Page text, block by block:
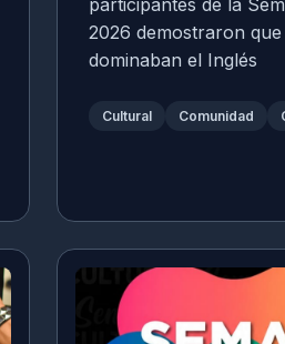
participantes de la
2026 demostraron
dominaban el Inglés
Cultural Comunidad